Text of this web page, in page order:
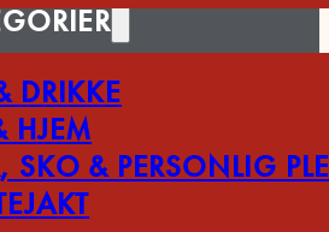
DRIKKE
HJEM
SKO & PERSONLIG